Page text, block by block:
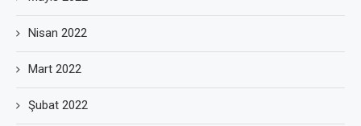
Nisan 2022
Mart 2022
Şubat 2022